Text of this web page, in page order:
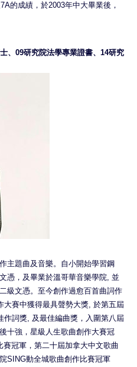
的成績，於2003年中大畢業後，
、09研究院法學專業證書、14研究
主題曲及音樂。自小開始學習鋼
憑，及畢業於溫哥華音樂學院, 並
級文憑。至今創作過愈百首曲詞作
賽中獲得最具聲勢大獎, 於第五屆
詞獎, 及最佳編曲獎，入圍第八屆
十強，星級人生歌曲創作大賽冠
冠軍，第二十屆加拿大中文歌曲
SING動全城歌曲創作比賽冠軍